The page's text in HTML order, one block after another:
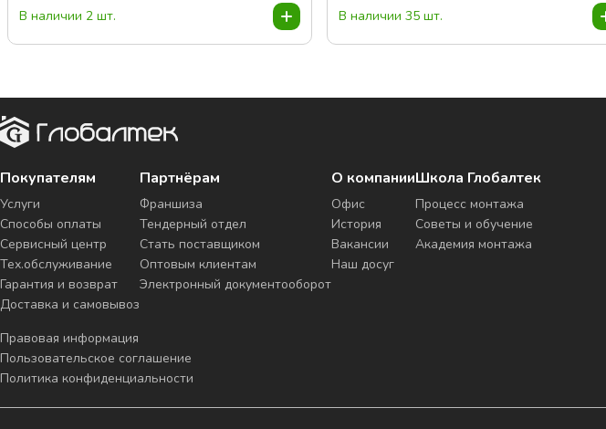
В наличии 2 шт. В наличии 35 шт.
Покупателям
Услуги
Способы оплаты
Сервисный центр
Тех.обслуживание
Гарантия и возврат
Доставка и самовывоз
Партнёрам
Франшиза
Тендерный отдел
Стать поставщиком
Оптовым клиентам
Электронный документооборот
О компании
Офис
История
Вакансии
Наш досуг
Школа Глобалтек
Процесс монтажа
Советы и обучение
Академия монтажа
Правовая информация
Пользовательское соглашение
Политика конфиденциальности